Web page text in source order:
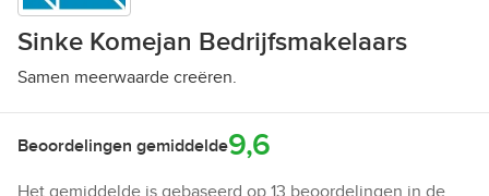
Sinke Komejan Bedrijfsmakelaars
Samen meerwaarde creëren.
Beoordelingen gemiddelde9,6
Het gemiddelde is gebaseerd op 13 beoordelingen in de